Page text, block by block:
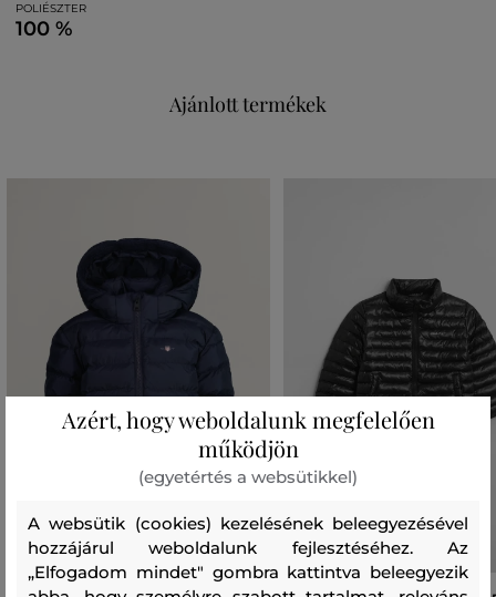
POLIÉSZTER
100 %
Ajánlott termékek
Azért, hogy weboldalunk megfelelően
működjön
(egyetértés a websütikkel)
A websütik (cookies) kezelésének beleegyezésével
hozzájárul weboldalunk fejlesztéséhez. Az
„Elfogadom mindet" gombra kattintva beleegyezik